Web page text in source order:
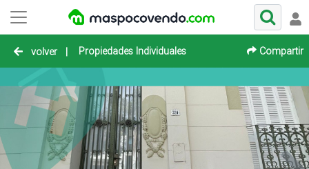
volver | Propiedades Individuales Compartir